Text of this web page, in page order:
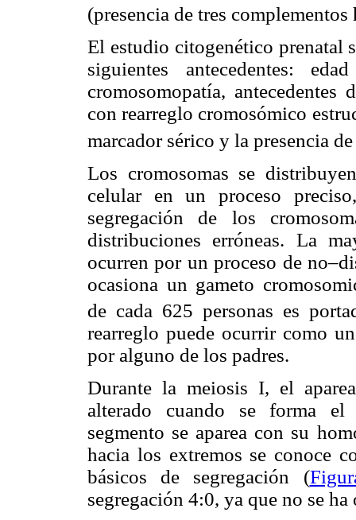
(presencia de tres
El estudio citogenético prenatal
siguientes antecedentes:
cromosomopatía, antecedentes
con rearreglo cromosómico
marcador sérico y la presencia
Los cromosomas se
celular en un proceso
segregación de los
distribuciones erróneas. La
ocurren por un proceso de
ocasiona un gameto
de cada 625 personas es
rearreglo puede ocurrir como
por alguno de los padres.
Durante la meiosis I, el
alterado cuando se forma el
segmento se aparea con su
hacia los extremos se conoce
básicos de segregación (
segregación 4:0, ya que no se